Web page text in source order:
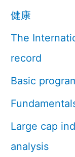
健康
The
record
Basic
Large cap
analysis